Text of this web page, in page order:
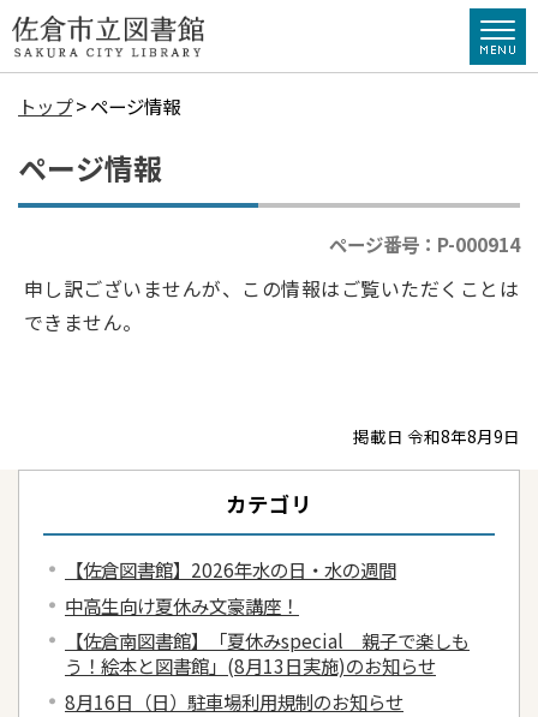
トップ> ページ情報
ページ情報
ページ番号：P-000914
申し訳ございませんが、この情報はご覧いただくことは
できません。
掲載日 令和8年8月9日
カテゴリ
【佐倉図書館】2026年水の日・水の週間
中高生向け夏休み文豪講座！
【佐倉南図書館】「夏休みspecial 親子で楽しも
う！絵本と図書館」(8月13日実施)のお知らせ
8月16日（日）駐車場利用規制のお知らせ